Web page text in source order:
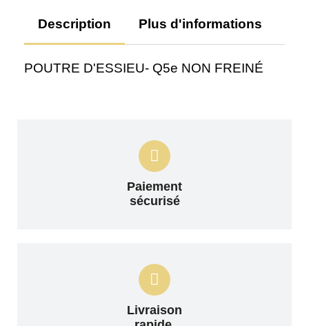
Description Plus d'informations
POUTRE D'ESSIEU- Q5e NON FREINÉ
Paiement
sécurisé
Livraison